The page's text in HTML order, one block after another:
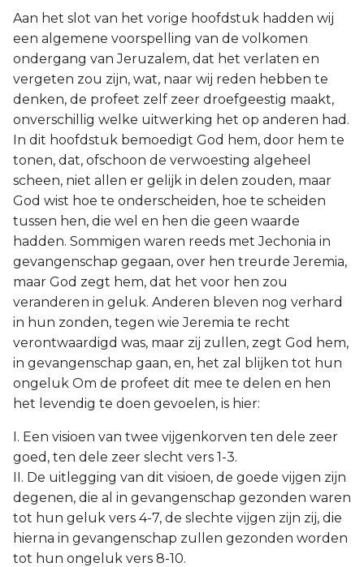
Aan het slot van het vorige hoofdstuk hadden wij
een algemene voorspelling van de volkomen
ondergang van Jeruzalem, dat het verlaten en
vergeten zou zijn, wat, naar wij reden hebben te
denken, de profeet zelf zeer droefgeestig maakt,
onverschillig welke uitwerking het op anderen had.
In dit hoofdstuk bemoedigt God hem, door hem te
tonen, dat, ofschoon de verwoesting algeheel
scheen, niet allen er gelijk in delen zouden, maar
God wist hoe te onderscheiden, hoe te scheiden
tussen hen, die wel en hen die geen waarde
hadden. Sommigen waren reeds met Jechonia in
gevangenschap gegaan, over hen treurde Jeremia,
maar God zegt hem, dat het voor hen zou
veranderen in geluk. Anderen bleven nog verhard
in hun zonden, tegen wie Jeremia te recht
verontwaardigd was, maar zij zullen, zegt God hem,
in gevangenschap gaan, en, het zal blijken tot hun
ongeluk Om de profeet dit mee te delen en hen
het levendig te doen gevoelen, is hier:
I. Een visioen van twee vijgenkorven ten dele zeer
goed, ten dele zeer slecht vers 1-3.
II. De uitlegging van dit visioen, de goede vijgen zijn
degenen, die al in gevangenschap gezonden waren
tot hun geluk vers 4-7, de slechte vijgen zijn zij, die
hierna in gevangenschap zullen gezonden worden
tot hun ongeluk vers 8-10.